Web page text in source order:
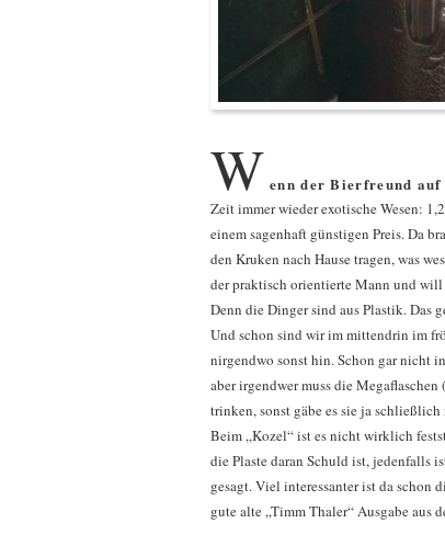
W enn der Bierfreund auf
Zeit immer wieder exotische Wesen:
einem sagenhaft günstigen Preis. Da
den Kruken nach Hause tragen, was
der praktisch orientierte Mann und will
Denn die Dinger sind aus Plastik. Das
Und schon sind wir im mittendrin im
nirgendwo sonst hin. Schon gar nicht
aber irgendwer muss die
trinken, sonst gäbe es sie ja
Beim „Kozel“ ist es nicht wirklich
die Plaste daran Schuld ist, jedenfalls
gesagt. Viel interessanter ist da
gute alte „Timm Thaler“ Ausgabe aus